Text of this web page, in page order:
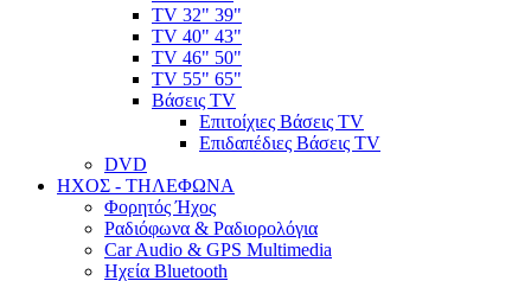
TV 32" 39"
TV 40" 43"
TV 46" 50"
TV 55" 65"
Βάσεις TV
Επιτοίχιες Βάσεις TV
Επιδαπέδιες Βάσεις TV
DVD
ΗΧΟΣ - ΤΗΛΕΦΩΝΑ
Φορητός Ήχος
Ραδιόφωνα & Ραδιορολόγια
Car Audio & GPS Multimedia
Ηχεία Bluetooth